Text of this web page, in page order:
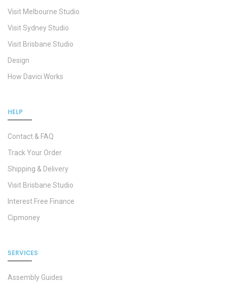
Visit Melbourne Studio
Visit Sydney Studio
Visit Brisbane Studio
Design
How Davici Works
HELP
Contact & FAQ
Track Your Order
Shipping & Delivery
Visit Brisbane Studio
Interest Free Finance
Cipmoney
SERVICES
Assembly Guides